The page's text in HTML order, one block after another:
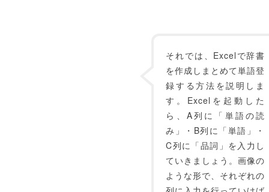
それでは、Excelで辞書
を作成しまとめて単語登
録する方法を説明しま
す。Excelを起動した
ら、A列に「単語の読
み」・B列に「単語」・
C列に「品詞」を入力し
ていきましょう。画像の
ような形で、それぞれの